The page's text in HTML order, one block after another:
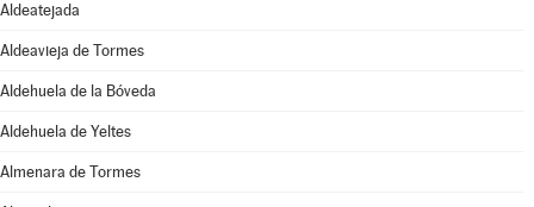
Aldeatejada
Aldeavieja de Tormes
Aldehuela de la Bóveda
Aldehuela de Yeltes
Almenara de Tormes